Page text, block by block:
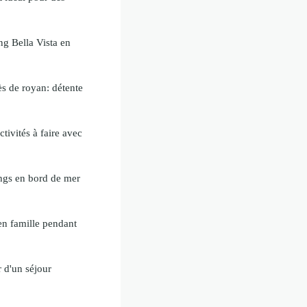
Bella Vista en
de royan: détente
à faire avec
en bord de mer
famille pendant
d'un séjour